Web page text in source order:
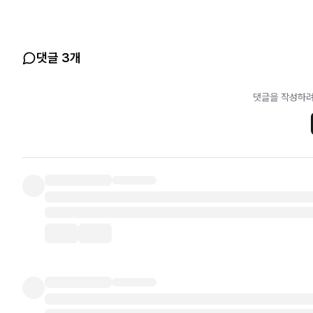
댓글 3개
댓글을 작성하